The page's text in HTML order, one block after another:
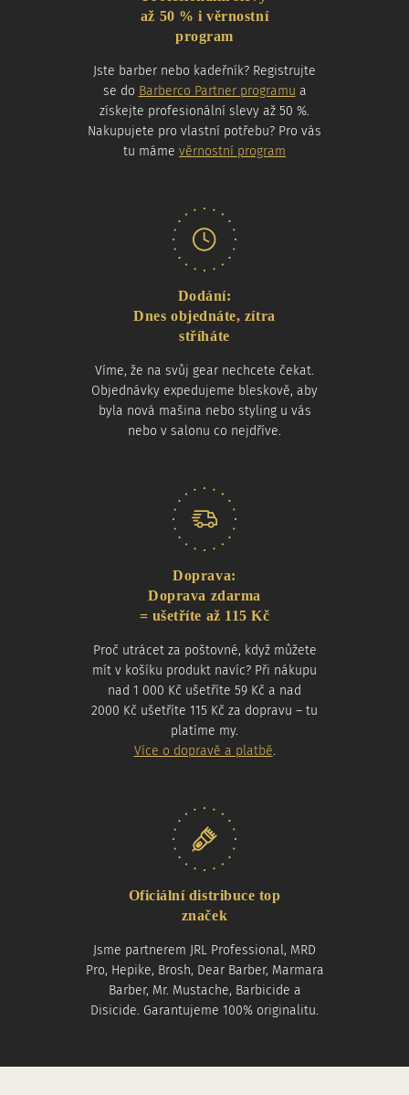
až 50 % i věrnostní
program
Jste barber nebo kadeřník? Registrujte
se do Barberco Partner programu a
získejte profesionální slevy až 50 %.
Nakupujete pro vlastní potřebu? Pro vás
tu máme věrnostní program
Dodání:
Dnes objednáte, zítra
stříháte
Víme, že na svůj gear nechcete čekat.
Objednávky expedujeme bleskově, aby
byla nová mašina nebo styling u vás
nebo v salonu co nejdříve.
Doprava:
Doprava zdarma
= ušetříte až 115 Kč
Proč utrácet za poštovné, když můžete
mít v košíku produkt navíc? Při nákupu
nad 1 000 Kč ušetříte 59 Kč a nad
2000 Kč ušetříte 115 Kč za dopravu – tu
platíme my.
Více o dopravě a platbě.
Oficiální distribuce top
značek
Jsme partnerem JRL Professional, MRD
Pro, Hepike, Brosh, Dear Barber, Marmara
Barber, Mr. Mustache, Barbicide a
Disicide. Garantujeme 100% originalitu.